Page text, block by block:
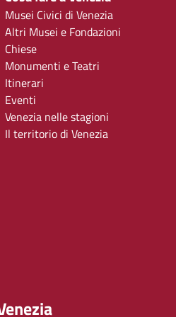
Musei Civici di Venezia
Altri Musei e Fondazioni
Chiese
Monumenti e Teatri
Itinerari
Eventi
Venezia nelle stagioni
Il territorio di Venezia